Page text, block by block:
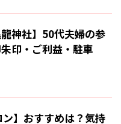
龍神社】50代夫婦の参
印・ご利益・駐車
ン】おすすめは？気持